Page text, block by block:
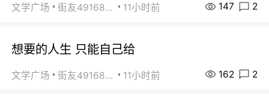
文学广场 街友49168527 11小时前 147 2
想要的人生 只能自己给
文学广场 街友49168527 11小时前 162 2